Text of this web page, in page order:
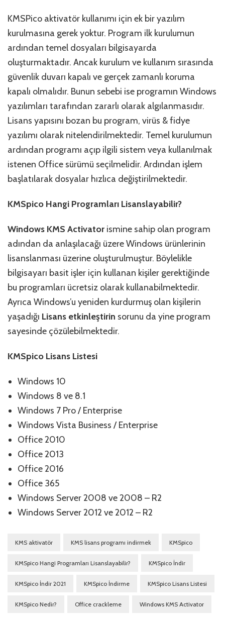
KMSPico aktivatör kullanımı için ek bir yazılım
kurulmasına gerek yoktur. Program ilk kurulumun
ardından temel dosyaları bilgisayarda
oluşturmaktadır. Ancak kurulum ve kullanım sırasında
güvenlik duvarı kapalı ve gerçek zamanlı koruma
kapalı olmalıdır. Bunun sebebi ise programın Windows
yazılımları tarafından zararlı olarak algılanmasıdır.
Lisans yapısını bozan bu program, virüs & fidye
yazılımı olarak nitelendirilmektedir. Temel kurulumun
ardından programı açıp ilgili sistem veya kullanılmak
istenen Office sürümü seçilmelidir. Ardından işlem
başlatılarak dosyalar hızlıca değiştirilmektedir.
KMSpico Hangi Programları Lisanslayabilir?
Windows KMS Activator ismine sahip olan program
adından da anlaşılacağı üzere Windows ürünlerinin
lisanslanması üzerine oluşturulmuştur. Böylelikle
bilgisayarı basit işler için kullanan kişiler gerektiğinde
bu programları ücretsiz olarak kullanabilmektedir.
Ayrıca Windows’u yeniden kurdurmuş olan kişilerin
yaşadığı Lisans etkinleştirin sorunu da yine program
sayesinde çözülebilmektedir.
KMSpico Lisans Listesi
Windows 10
Windows 8 ve 8.1
Windows 7 Pro / Enterprise
Windows Vista Business / Enterprise
Office 2010
Office 2013
Office 2016
Office 365
Windows Server 2008 ve 2008 – R2
Windows Server 2012 ve 2012 – R2
KMS aktivatör KMS lisans programı indirmek KMSpico
KMSpico Hangi Programları Lisanslayabilir? KMSpico İndir
KMSpico İndir 2021 KMSpico İndirme KMSpico Lisans Listesi
KMSpico Nedir? Office crackleme Windows KMS Activator